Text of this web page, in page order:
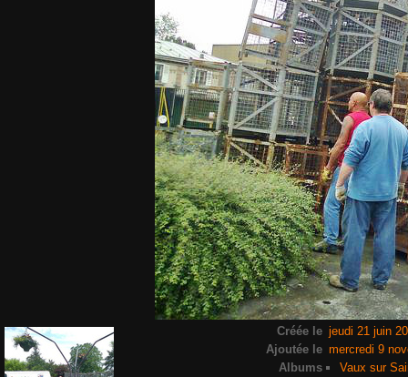
Créée le jeudi 21 juin
Ajoutée le mercredi 9
Albums
Vaux sur